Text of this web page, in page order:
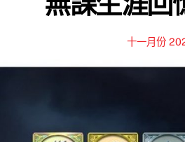
十一月份